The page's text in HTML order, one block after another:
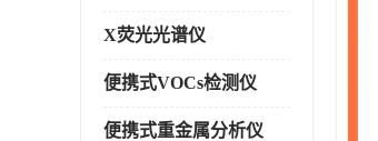
X荧光光谱仪
便携式VOCs检测仪
便携式重金属分析仪